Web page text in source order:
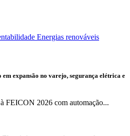
Energias renováveis
expansão no varejo, segurança elétrica e
FEICON 2026 com automação...